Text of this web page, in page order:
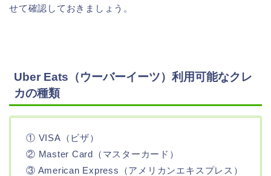
せて確認しておきましょう。
Uber Eats（ウーバーイーツ）利用可能なクレ
カの種類
① VISA（ビザ）
② Master Card（マスターカード）
③ American Express（アメリカンエキスプレス）